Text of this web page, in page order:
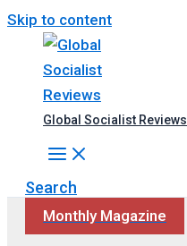
Skip to content
Global Socialist Reviews
Search
Monthly Magazine